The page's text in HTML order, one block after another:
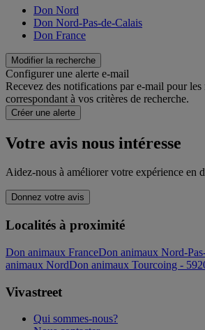
Don Nord
Don Nord-Pas-de-Calais
Don France
Modifier la recherche
Configurer une alerte e-mail
Recevez des notifications par e-mail pour les
correspondant à vos critères de recherche.
Créer une alerte
Votre avis nous intéresse
Aidez-nous à améliorer votre expérience en
Donnez votre avis
Localités à proximité
Don animaux FranceDon animaux Nord-
animaux NordDon animaux Tourcoing -
Vivastreet
Qui sommes-nous?